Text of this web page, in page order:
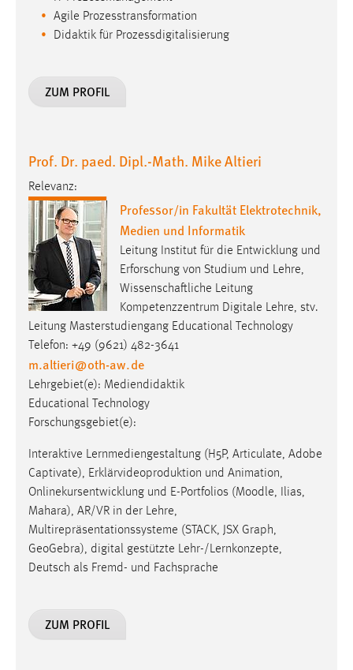
Agile Prozesstransformation
Didaktik für Prozessdigitalisierung
ZUM PROFIL
Prof. Dr. paed. Dipl.-Math. Mike Altieri
Relevanz:
Professor/in Fakultät Elektrotechnik,
Medien und Informatik
Leitung Institut für die Entwicklung und
Erforschung von Studium und Lehre,
Wissenschaftliche Leitung
Kompetenzzentrum Digitale Lehre, stv.
Leitung Masterstudiengang Educational Technology
Telefon: +49 (9621) 482-3641
m.altieri@oth-aw.de
Lehrgebiet(e): Mediendidaktik
Educational Technology
Forschungsgebiet(e):
Interaktive Lernmediengestaltung (H5P, Articulate, Adobe
Captivate), Erklärvideoproduktion und Animation,
Onlinekursentwicklung und E-Portfolios (Moodle, Ilias,
Mahara), AR/VR in der Lehre,
Multirepräsentationssysteme (STACK, JSX Graph,
GeoGebra), digital gestützte Lehr-/Lernkonzepte,
Deutsch als Fremd- und Fachsprache
ZUM PROFIL
Conversion-Tracking
_fbp
Anbieter:
Facebook
Zweck:
Conversion-Tracking
Cookie Laufzeit:
3 Monate
EXTERNE MEDIEN
Um Inhalte von Videoplattformen und Social Media
Plattformen anzeigen zu können, werden von diesen
externen Medien Cookies gesetzt.
YouTube
Vimeo